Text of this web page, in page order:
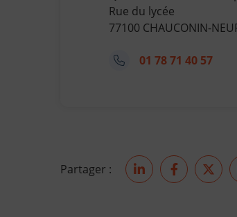
Rue du lycée
77100 CHAUCONIN-
01 78 71 40 57
Partager : Partager sur
Partager